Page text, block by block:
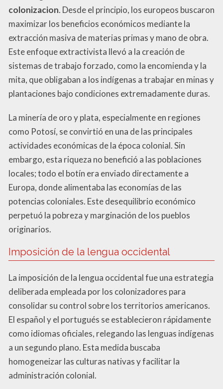
colonizacion. Desde el principio, los europeos buscaron
maximizar los beneficios económicos mediante la
extracción masiva de materias primas y mano de obra.
Este enfoque extractivista llevó a la creación de
sistemas de trabajo forzado, como la encomienda y la
mita, que obligaban a los indígenas a trabajar en minas y
plantaciones bajo condiciones extremadamente duras.
La minería de oro y plata, especialmente en regiones
como Potosí, se convirtió en una de las principales
actividades económicas de la época colonial. Sin
embargo, esta riqueza no benefició a las poblaciones
locales; todo el botín era enviado directamente a
Europa, donde alimentaba las economías de las
potencias coloniales. Este desequilibrio económico
perpetuó la pobreza y marginación de los pueblos
originarios.
Imposición de la lengua occidental
La imposición de la lengua occidental fue una estrategia
deliberada empleada por los colonizadores para
consolidar su control sobre los territorios americanos.
El español y el portugués se establecieron rápidamente
como idiomas oficiales, relegando las lenguas indígenas
a un segundo plano. Esta medida buscaba
homogeneizar las culturas nativas y facilitar la
administración colonial.